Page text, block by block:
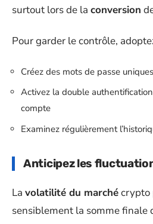
surtout lors de la conversion
Pour garder le contrôle,
Créez des mots de passe
Activez la double
compte
Examinez régulièrement
Anticipez les
La volatilité du marchécrypto
sensiblement la somme finale